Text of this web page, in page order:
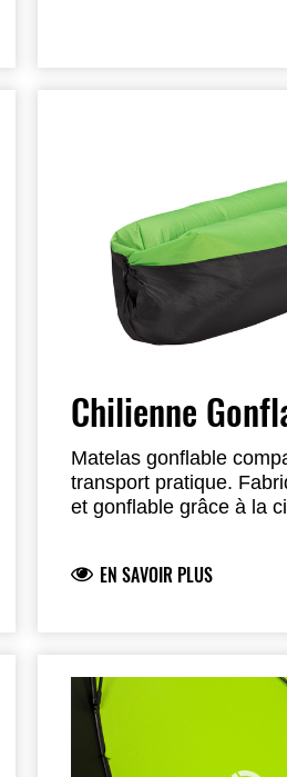
Chilienne
Matelas gonflable
transport pratique.
et gonflable grâce à la
EN SAVOIR PLUS